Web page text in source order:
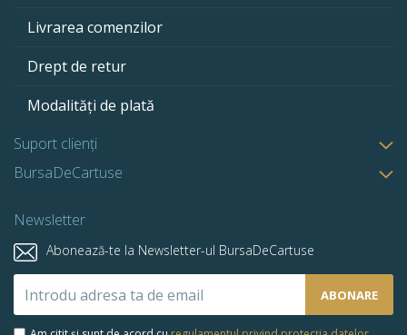
Livrarea comenzilor
Drept de retur
Modalități de plată
Suport clienți
BursaDeCartuse
Newsletter
Abonează-te la Newsletter-ul BursaDeCartuse
la
ABONARE